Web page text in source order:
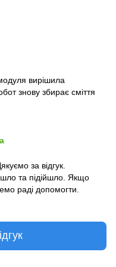
вирішила
знову збирає сміття
за відгук.
та підійшло. Якщо
раді допомогти.